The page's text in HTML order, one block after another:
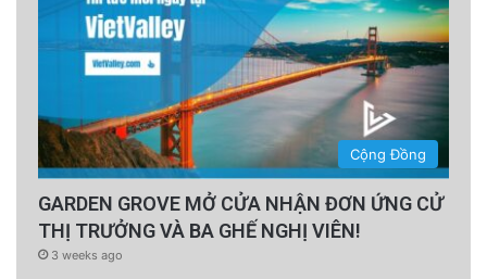
Cộng Đồng
GARDEN GROVE MỞ CỬA NHẬN ĐƠN ỨNG CỬ
THỊ TRƯỞNG VÀ BA GHẾ NGHỊ VIÊN!
3 weeks ago